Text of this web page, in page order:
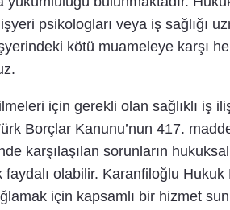
psikologları veya iş sağlığı
kötü muameleye karşı
için gerekli olan sağlıklı iş
Borçlar Kanunu’nun 417.
karşılaşılan sorunların
olabilir. Karanfiloğlu Hukuk
için kapsamlı bir hizmet